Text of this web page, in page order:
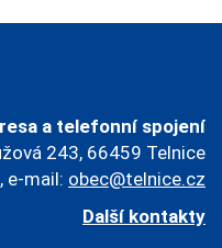
a telefonní spojení
243, 66459 Telnice
e-mail: obec@telnice.cz
Další kontakty